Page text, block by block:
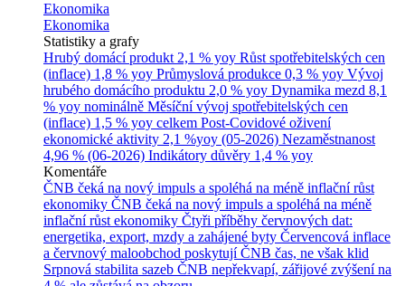
Ekonomika
Ekonomika
Statistiky a grafy
Hrubý domácí produkt 2,1 % yoy Růst spotřebitelských cen
(inflace) 1,8 % yoy Průmyslová produkce 0,3 % yoy Vývoj
hrubého domácího produktu 2,0 % yoy Dynamika mezd 8,1
% yoy nominálně Měsíční vývoj spotřebitelských cen
(inflace) 1,5 % yoy celkem Post-Covidové oživení
ekonomické aktivity 2,1 %yoy (05-2026) Nezaměstnanost
4,96 % (06-2026) Indikátory důvěry 1,4 % yoy
Komentáře
ČNB čeká na nový impuls a spoléhá na méně inflační růst
ekonomiky ČNB čeká na nový impuls a spoléhá na méně
inflační růst ekonomiky Čtyři příběhy červnových dat:
energetika, export, mzdy a zahájené byty Červencová inflace
a červnový maloobchod poskytují ČNB čas, ne však klid
Srpnová stabilita sazeb ČNB nepřekvapí, zářijové zvýšení na